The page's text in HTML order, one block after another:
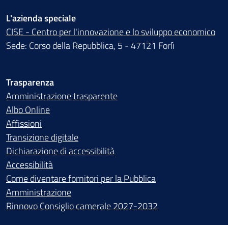
L'azienda speciale
CISE - Centro per l'innovazione e lo sviluppo economico
Sede: Corso della Repubblica, 5 - 47121 Forlì
Trasparenza
Amministrazione trasparente
Albo Online
Affissioni
Transizione digitale
Dichiarazione di accessibilità
Accessibilità
Come diventare fornitori per la Pubblica
Amministrazione
Rinnovo Consiglio camerale 2027-2032